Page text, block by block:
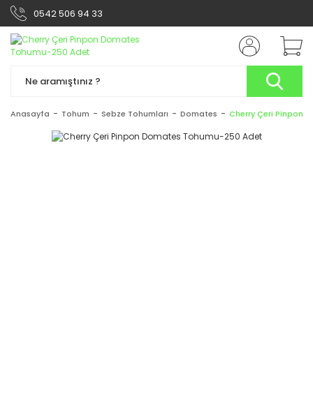
0542 506 94 33
Anasayfa Tohum Sebze Tohumları Domates Cherry Çeri Pinpon